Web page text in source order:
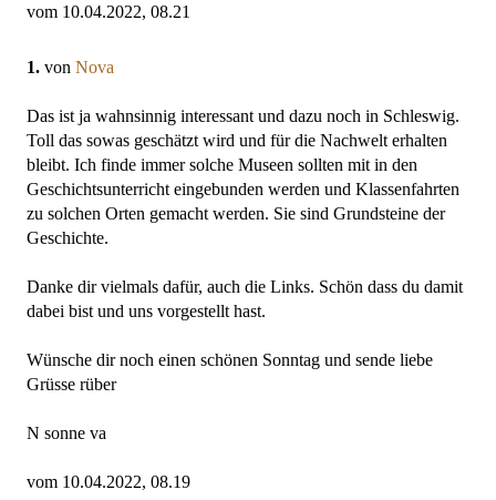
vom 10.04.2022, 08.21
1. von Nova
Das ist ja wahnsinnig interessant und dazu noch in Schleswig.
Toll das sowas geschätzt wird und für die Nachwelt erhalten
bleibt. Ich finde immer solche Museen sollten mit in den
Geschichtsunterricht eingebunden werden und Klassenfahrten
zu solchen Orten gemacht werden. Sie sind Grundsteine der
Geschichte.
Danke dir vielmals dafür, auch die Links. Schön dass du damit
dabei bist und uns vorgestellt hast.
Wünsche dir noch einen schönen Sonntag und sende liebe
Grüsse rüber
N sonne va
vom 10.04.2022, 08.19